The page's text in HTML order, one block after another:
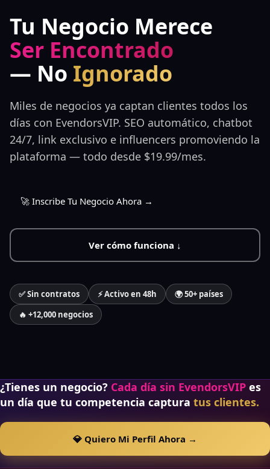
Tu Negocio Merece
Ser Encontrado
— No Ignorado
Miles de negocios ya captan clientes todos los
días con EvendorsVIP. SEO automático, chatbot
24/7, link exclusivo e influencers promoviendo la
plataforma — todo desde $19.99/mes.
🚀 Inscribe Tu Negocio Ahora →
Ver cómo funciona ↓
✅ Sin contratos ⚡ Activo en 48h
🌍 50+ países
🔥 +12,000 negocios
¿Tienes un negocio? Cada día sin EvendorsVIP es
un día que tu competencia captura tus clientes.
💎 Quiero Mi Perfil Ahora →